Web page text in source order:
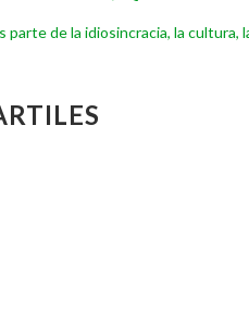
de la idiosincracia, la cultura,